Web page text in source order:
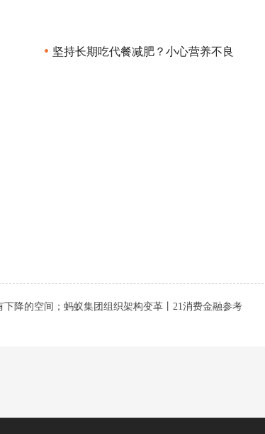
• 坚持长期吃代餐减肥？小心营养不良
降的空间；蚂蚁集团组织架构变革丨21消费金融参考